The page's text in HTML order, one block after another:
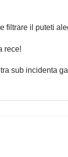
filtrare il puteti
rece!
sub incidenta